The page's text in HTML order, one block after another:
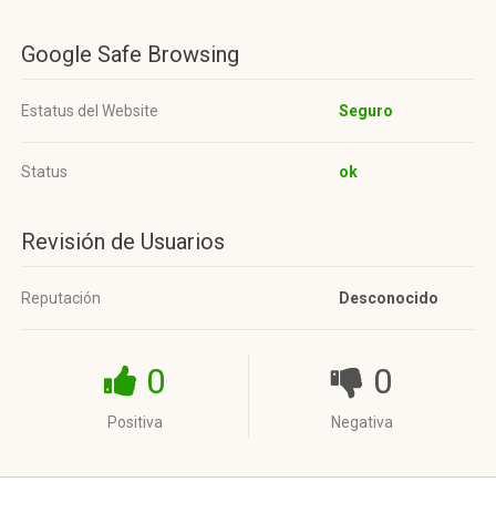
Google Safe Browsing
Estatus del Website Seguro
Status ok
Revisión de Usuarios
Reputación Desconocido
0
Positiva
0
Negativa